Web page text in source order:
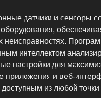
датчики и сенсоры
неисправностях.
интеллектом
настройки для
приложения и веб-
из любой